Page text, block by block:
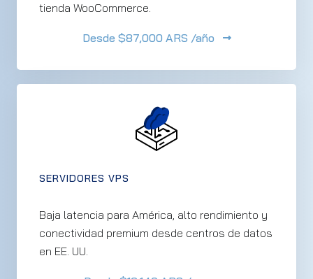
tienda WooCommerce.
Desde $87,000 ARS /año
SERVIDORES VPS
Baja latencia para América, alto rendimiento y
conectividad premium desde centros de datos
en EE. UU.